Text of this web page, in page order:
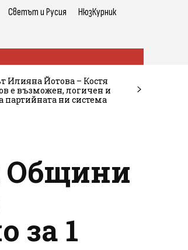
Светът и Русия НюзКурник
Илияна Йотова – Костя
е възможен, логичен и
партийната ни система
Общини
за 1